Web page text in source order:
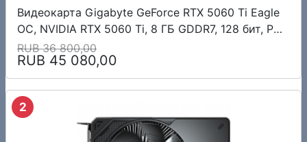
Видеокарта Gigabyte GeForce RTX 5060 Ti Eagle
OC, NVIDIA RTX 5060 Ti, 8 ГБ GDDR7, 128 бит, PCI-
e 5.0, 1xHDMI, 3xDP, 2617 МГц
RUB 36 800,00
RUB 45 080,00
2